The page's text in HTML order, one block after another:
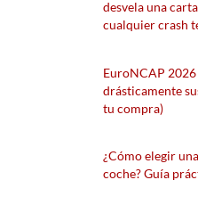
desvela una
cualquier crash
EuroNCAP
drásticamente
tu compra)
¿Cómo elegir
coche? Guía